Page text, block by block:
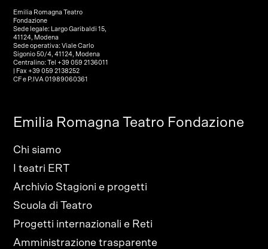
Emilia Romagna Teatro
Fondazione
Sede legale: Largo Garibaldi 15,
41124, Modena
Sede operativa: Viale Carlo
Sigonio 50/4, 41124, Modena
Centralino: Tel +39 059 2136011
| Fax +39 059 2138252
CF e P.IVA 01989060361
Emilia Romagna Teatro Fondazione
Chi siamo
I teatri ERT
Archivio Stagioni e progetti
Scuola di Teatro
Progetti internazionali e Reti
Amministrazione trasparente